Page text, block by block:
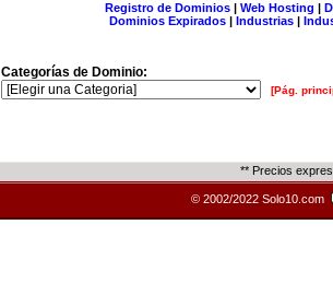
Registro de Dominios| Web Hosting |
Dominios Expirados | Industrias |
Categorías de Dominio:
[Pág.
** Precios
© 2002/2022 Solo10.com